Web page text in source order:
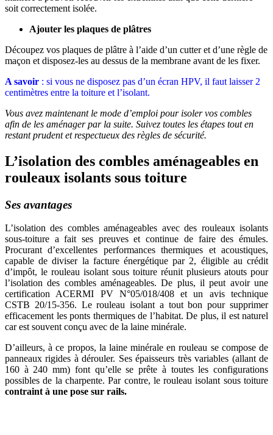
soit correctement isolée.
Ajouter les plaques de plâtres
Découpez vos plaques de plâtre à l’aide d’un cutter et d’une règle de
maçon et disposez-les au dessus de la membrane avant de les fixer.
A savoir : si vous ne disposez pas d’un écran HPV, il faut laisser 2
centimètres entre la toiture et l’isolant.
Vous avez maintenant le mode d’emploi pour isoler vos combles
afin de les aménager par la suite. Suivez toutes les étapes tout en
restant prudent et respectueux des règles de sécurité.
L’isolation des combles aménageables en
rouleaux isolants sous toiture
Ses avantages
L’isolation des combles aménageables avec des rouleaux isolants
sous-toiture a fait ses preuves et continue de faire des émules.
Procurant d’excellentes performances thermiques et acoustiques,
capable de diviser la facture énergétique par 2, éligible au crédit
d’impôt, le rouleau isolant sous toiture réunit plusieurs atouts pour
l’isolation des combles aménageables. De plus, il peut avoir une
certification ACERMI PV N°05/018/408 et un avis technique
CSTB 20/15-356. Le rouleau isolant a tout bon pour supprimer
efficacement les ponts thermiques de l’habitat. De plus, il est naturel
car est souvent conçu avec de la laine minérale.
D’ailleurs, à ce propos, la laine minérale en rouleau se compose de
panneaux rigides à dérouler. Ses épaisseurs très variables (allant de
160 à 240 mm) font qu’elle se prête à toutes les configurations
possibles de la charpente. Par contre, le rouleau isolant sous toiture
contraint à une pose sur rails.